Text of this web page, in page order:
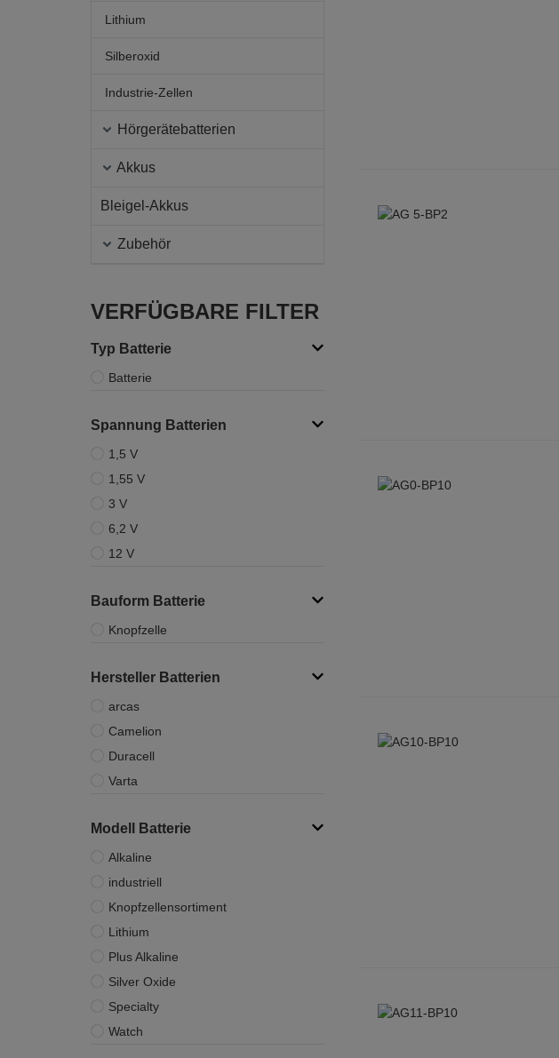
Lithium
Silberoxid
Industrie-Zellen
Hörgerätebatterien
Akkus
Bleigel-Akkus
Zubehör
VERFÜGBARE FILTER
Typ Batterie
Batterie
Spannung Batterien
1,5 V
1,55 V
3 V
6,2 V
12 V
Bauform Batterie
Knopfzelle
Hersteller Batterien
arcas
Camelion
Duracell
Varta
Modell Batterie
Alkaline
industriell
Knopfzellensortiment
Lithium
Plus Alkaline
Silver Oxide
Specialty
Watch